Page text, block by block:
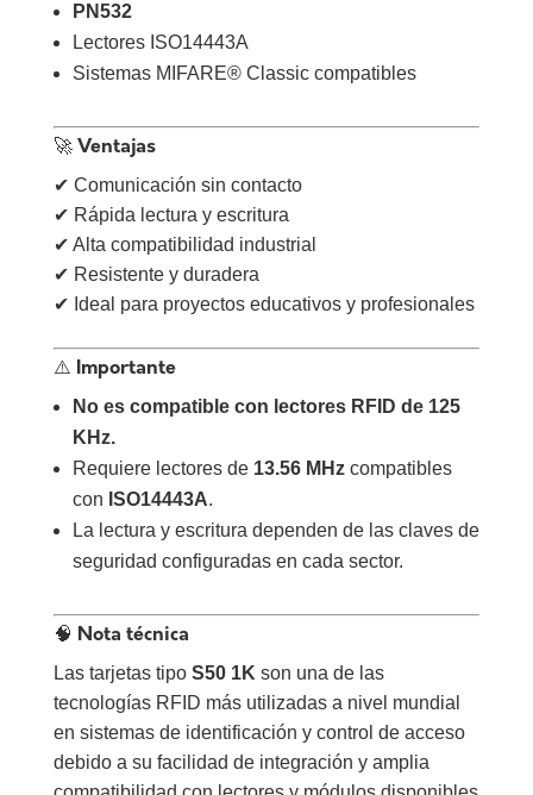
PN532
Lectores ISO14443A
Sistemas MIFARE® Classic compatibles
🚀 Ventajas
✔ Comunicación sin contacto
✔ Rápida lectura y escritura
✔ Alta compatibilidad industrial
✔ Resistente y duradera
✔ Ideal para proyectos educativos y profesionales
⚠️ Importante
No es compatible con lectores RFID de 125
KHz.
Requiere lectores de 13.56 MHzcompatibles
con ISO14443A.
La lectura y escritura dependen de las claves de
seguridad configuradas en cada sector.
🧠 Nota técnica
Las tarjetas tipo S50 1K son una de las
tecnologías RFID más utilizadas a nivel mundial
en sistemas de identificación y control de acceso
debido a su facilidad de integración y amplia